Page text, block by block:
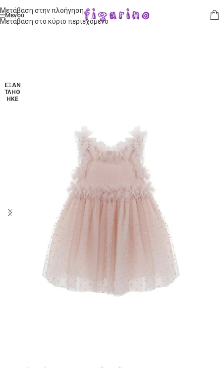
Μετάβαση στην πλοήγηση
Μετάβαση στο κύριο περιεχόμενο
Μενού
ΕΞΑΝ
ΤΛΉΘ
ΗΚΕ